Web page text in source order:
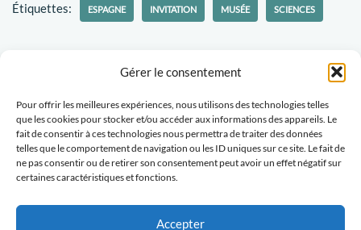
Gérer le consentement
Pour offrir les meilleures expériences, nous utilisons des technologies telles
que les cookies pour stocker et/ou accéder aux informations des appareils. Le
fait de consentir à ces technologies nous permettra de traiter des données
telles que le comportement de navigation ou les ID uniques sur ce site. Le fait de
ne pas consentir ou de retirer son consentement peut avoir un effet négatif sur
certaines caractéristiques et fonctions.
Accepter
Étiquettes: ESPAGNE INVITATION MUSÉE SCIENCES
Politique-confidentialités
Travaillons ensemble
Tu veux recevoir des nouvelles d'Escapades Amoureuses ?